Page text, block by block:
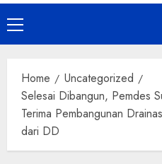
Primary
Menu
Home
Uncategorized
Selesai Dibangun, Pemdes
Terima Pembangunan
dari DD